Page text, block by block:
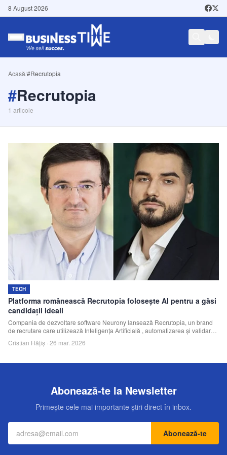
8 August 2026
Echipa
Acasă/#Recrutopia
#Recrutopia
1 articole
TECH
Platforma românească Recrutopia folosește AI pentru a găsi
candidații ideali
Compania de dezvoltare software Neurony lansează Recrutopia, un brand
de recrutare care utilizează Inteligența Artificială , automatizarea și validarea
unele cazuri la câteva zile de la săptămâni sau luni.
Cristian Hățiș · 26 mar. 2026
Abonează-te la Newsletter
Primește cele mai importante știri direct în inbox.
Abonează-te